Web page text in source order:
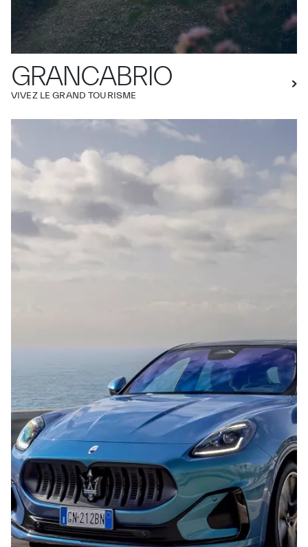
GRANCABRIO
VIVEZ LE GRAND TOURISME